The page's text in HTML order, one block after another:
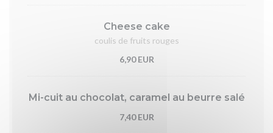
Cheese cake
coulis de fruits rouges
6,90 EUR
Mi-cuit au chocolat, caramel au beurre salé
7,40 EUR